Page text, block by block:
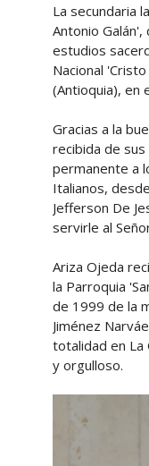
La secundaria
Antonio Galán',
estudios
Nacional
(Antioquia), en
Gracias a la
recibida de
permanente a
Italianos,
Jefferson De
servirle al
Ariza Ojeda
la Parroquia
de 1999 de la
Jiménez
totalidad en La
y orgulloso.